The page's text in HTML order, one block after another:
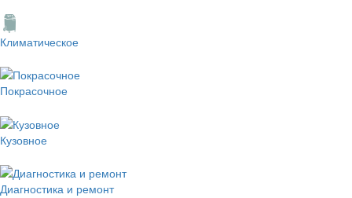
Климатическое
Покрасочное
Кузовное
Диагностика и ремонт